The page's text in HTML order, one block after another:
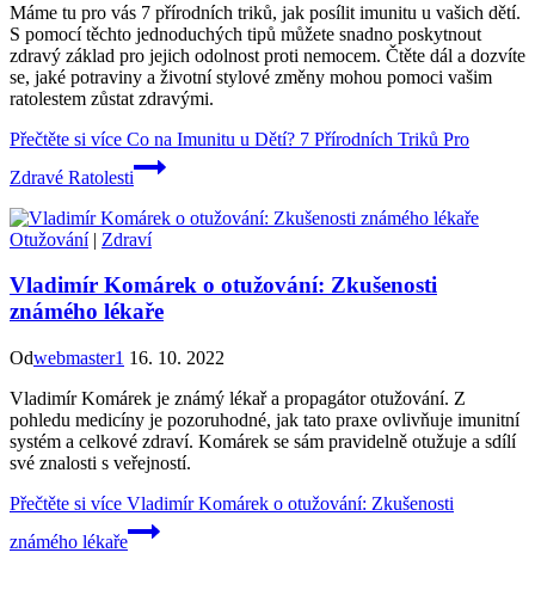
Máme tu pro vás 7 přírodních triků, jak posílit imunitu u vašich dětí.
S pomocí těchto jednoduchých tipů můžete snadno poskytnout
zdravý základ pro jejich odolnost proti nemocem. Čtěte dál a dozvíte
se, jaké potraviny a životní stylové změny mohou pomoci vašim
ratolestem zůstat zdravými.
Přečtěte si více Co na Imunitu u Dětí? 7 Přírodních Triků Pro
Zdravé Ratolesti
Otužování| Zdraví
Vladimír Komárek o otužování: Zkušenosti
známého lékaře
Odwebmaster1 16. 10. 2022
Vladimír Komárek je známý lékař a propagátor otužování. Z
pohledu medicíny je pozoruhodné, jak tato praxe ovlivňuje imunitní
systém a celkové zdraví. Komárek se sám pravidelně otužuje a sdílí
své znalosti s veřejností.
Přečtěte si více Vladimír Komárek o otužování: Zkušenosti
známého lékaře